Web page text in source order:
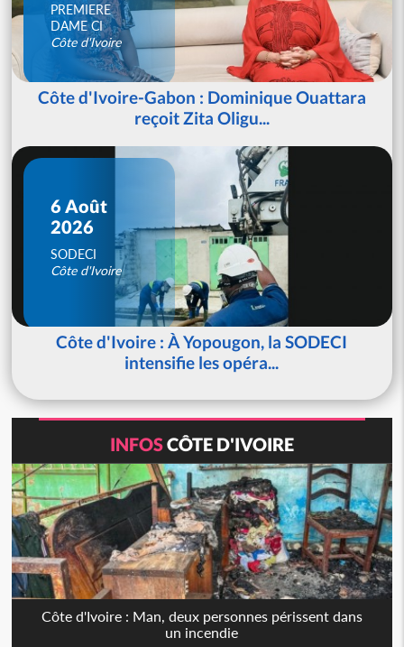
PREMIERE
DAME CI
Côte d'Ivoire
Côte d'Ivoire-Gabon : Dominique Ouattara
reçoit Zita Oligu...
6 Août
2026
SODECI
Côte d'Ivoire
Côte d'Ivoire : À Yopougon, la SODECI
intensifie les opéra...
INFOSCÔTE D'IVOIRE
Côte d'Ivoire : Man, deux personnes périssent dans
un incendie